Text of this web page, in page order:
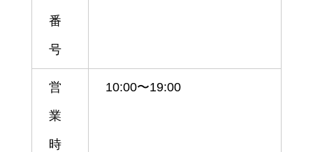
番
号
営
業
時
10:00〜19:00